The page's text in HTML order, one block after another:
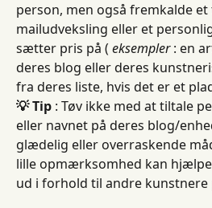
person, men også fremkalde
mailudveksling eller et
sætter pris på ( eksempler : en
deres blog eller deres
fra deres liste, hvis det er et
💡 Tip : Tøv ikke med at tiltale
eller navnet på deres blog/
glædelig eller overraskende
lille opmærksomhed kan
ud i forhold til andre kunstnere